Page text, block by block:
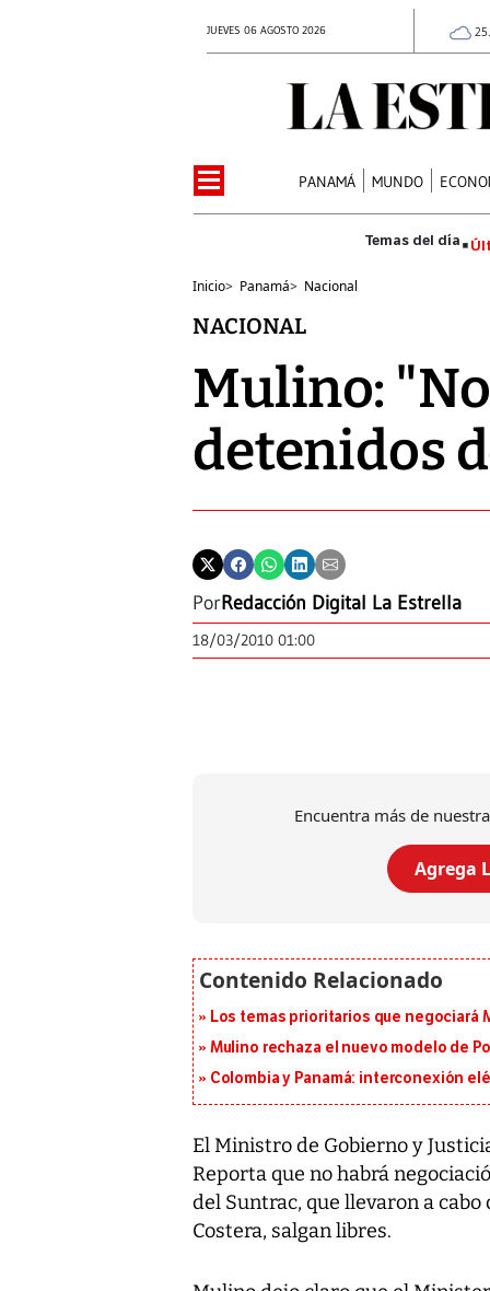
JUEVES 06 AGOSTO 2026
PANAMÁ MUNDO
Inicio> Panamá> Nacional
NACIONAL
Mulino:
detenidos
PorRedacción Digital La Estrella
18/03/2010 01:00
Encuentra más de
Agrega
Los temas prioritarios que negociará
Mulino rechaza el nuevo modelo de
Colombia y Panamá: interconexión
El Ministro de Gobierno y
Reporta que no habrá
del Suntrac, que llevaron a
Costera, salgan libres.